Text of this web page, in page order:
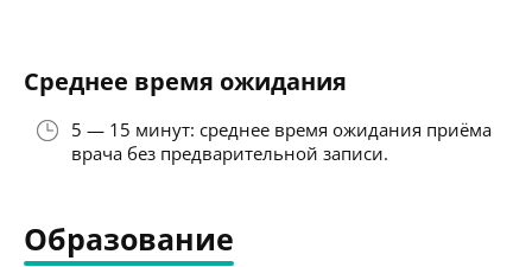
Среднее время ожидания
5 — 15 минут: среднее время ожидания приёма
врача без предварительной записи.
Образование